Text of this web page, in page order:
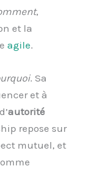
,
et la
agile.
. Sa
et à
autorité
repose sur
mutuel, et